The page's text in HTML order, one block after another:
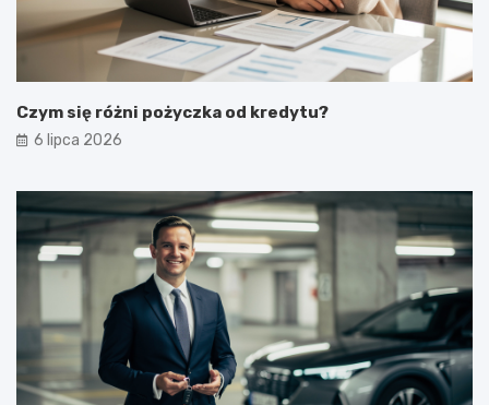
Czym się różni pożyczka od kredytu?
6 lipca 2026